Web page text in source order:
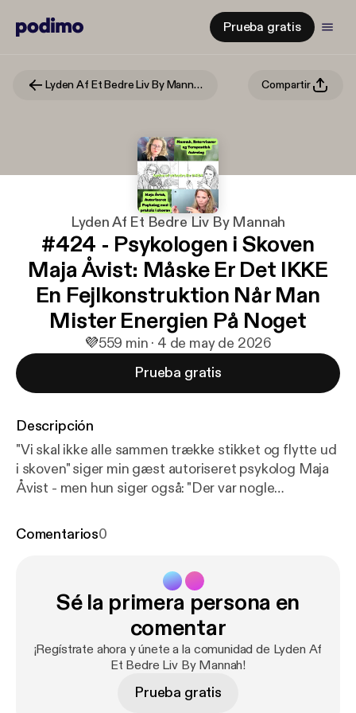
Prueba gratis
Lyden Af Et Bedre Liv By Mannah Compartir
Lyden Af Et Bedre Liv By Mannah
#424 - Psykologen i Skoven
Maja Åvist: Måske Er Det IKKE
En Fejlkonstruktion Når Man
Mister Energien På Noget
💜559 min · 4 de may de 2026
Prueba gratis
Descripción
"Vi skal ikke alle sammen trække stikket og flytte ud
i skoven" siger min gæst autoriseret psykolog Maja
Åvist - men hun siger også: "Der var nogle
om sin uddannelse til psykolog, og derfor har hun
krydsfeltet mellem natur, psykologi, eventyr, krop
og kreativitet som veje til healing, livskraft og
selvforbindelse. Hun arbejder lige nu på
romanprojektet "Vi danser om solen", en sanselig og
spirituel fortælling om at bruge naturens visdom til
formulerer sig mægtigt godt i dette interview,
Comentarios0
Sé la primera persona en
comentar
¡Regístrate ahora y únete a la comunidad de Lyden Af
Et Bedre Liv By Mannah!
Prueba gratis